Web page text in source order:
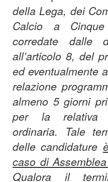
della Lega, dei
Calcio a
corredate dalle
all’articolo 8, del
ed eventualmente
relazione
almeno 5 giorni
per la relativa
ordinaria. Tale
delle candidature
caso di
Qualora il